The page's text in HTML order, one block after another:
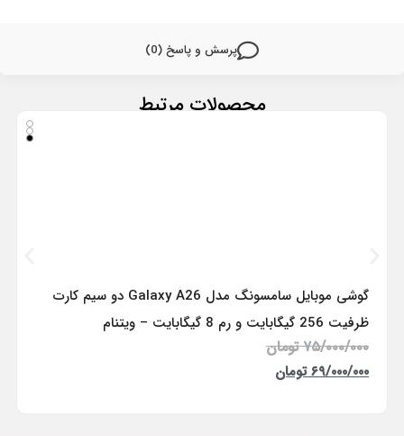
پرسش و پاسخ (0)
محصولات مرتبط
گوشی موبایل سامسونگ مدل Galaxy A26 دو سیم کارت
ظرفیت 256 گیگابایت و رم 8 گیگابایت – ویتنام
۷۵/۰۰۰/۰۰۰ تومان
۶۹/۰۰۰/۰۰۰ تومان